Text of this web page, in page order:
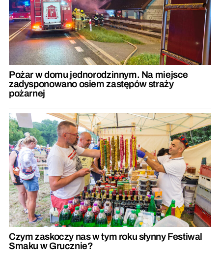
Pożar w domu jednorodzinnym. Na miejsce
zadysponowano osiem zastępów straży
pożarnej
Czym zaskoczy nas w tym roku słynny Festiwal
Smaku w Grucznie?